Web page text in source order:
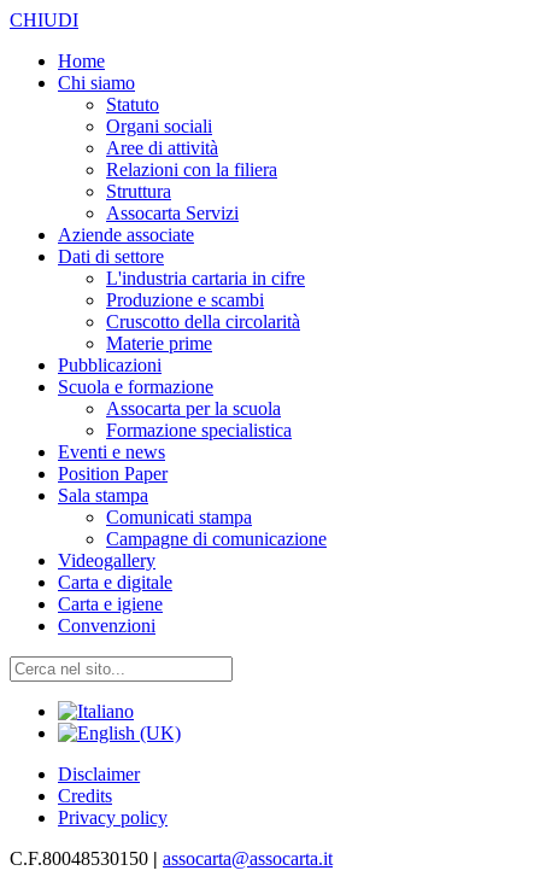
CHIUDI
Home
Chi siamo
Statuto
Organi sociali
Aree di attività
Relazioni con la filiera
Struttura
Assocarta Servizi
Aziende associate
Dati di settore
L'industria cartaria in cifre
Produzione e scambi
Cruscotto della circolarità
Materie prime
Pubblicazioni
Scuola e formazione
Assocarta per la scuola
Formazione specialistica
Eventi e news
Position Paper
Sala stampa
Comunicati stampa
Campagne di comunicazione
Videogallery
Carta e digitale
Carta e igiene
Convenzioni
Disclaimer
Credits
Privacy policy
C.F.80048530150 | assocarta@assocarta.it